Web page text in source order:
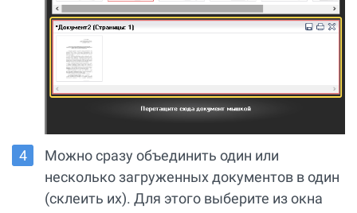
Можно сразу объединить один или
несколько загруженных документов в один
(склеить их). Для этого выберите из окна